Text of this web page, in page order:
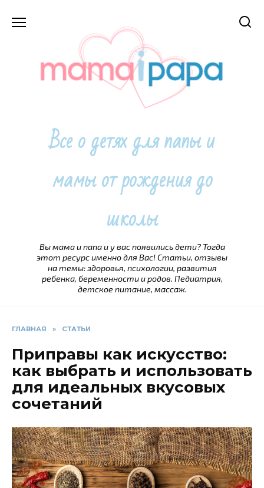
Все о детях для папы и
мамы от рождения до
школы
Вы мама и папа и у вас появились дети? Тогда
этот ресурс именно для Вас! Статьи, отзывы
на темы: здоровья, психологии, развития
ребенка, беременности и родов. Педиатрия,
детское питание, массаж.
ГЛАВНАЯ » СТАТЬИ
Приправы как искусство:
как выбрать и использовать
для идеальных вкусовых
сочетаний